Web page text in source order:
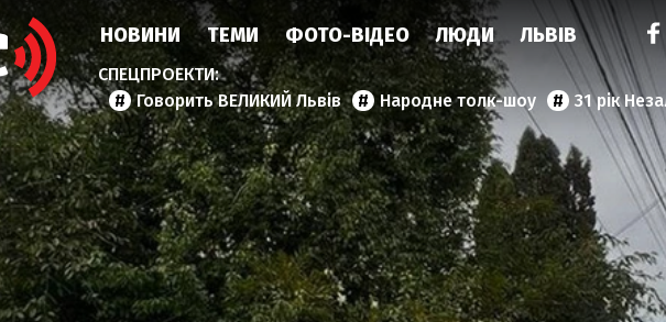
НОВИНИ ТЕМИ ФОТО-ВІДЕО ЛЮДИ ЛЬВІВ
Говорить ВЕЛИКИЙ Львів Народне толк-шоу 31 рік